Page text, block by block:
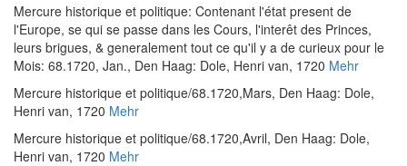
Mercure historique et politique: Contenant l'état present de
l'Europe, se qui se passe dans les Cours, l'interêt des Princes,
leurs brigues, & generalement tout ce qu'il y a de curieux pour le
Mois: 68.1720, Jan., Den Haag: Dole, Henri van, 1720 Mehr
Mercure historique et politique/68.1720,Mars, Den Haag: Dole,
Henri van, 1720 Mehr
Mercure historique et politique/68.1720,Avril, Den Haag: Dole,
Henri van, 1720 Mehr